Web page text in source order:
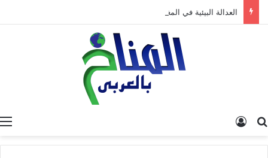
البحث عن